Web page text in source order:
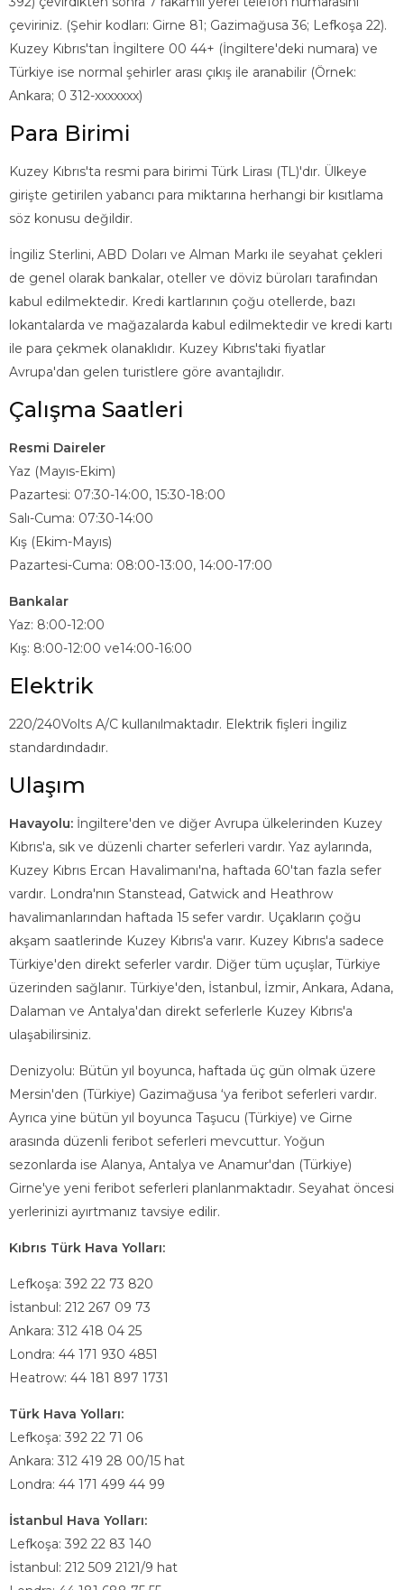
çeviriniz. (Şehir kodları: Girne 81; Gazimağusa 36; Lefkoşa 22).
Kuzey Kıbrıs'tan İngiltere 00 44+ (İngiltere'deki numara) ve
Türkiye ise normal şehirler arası çıkış ile aranabilir (Örnek:
Ankara; 0 312-xxxxxxx)
Para Birimi
Kuzey Kıbrıs'ta resmi para birimi Türk Lirası (TL)'dır. Ülkeye
girişte getirilen yabancı para miktarına herhangi bir kısıtlama
söz konusu değildir.
İngiliz Sterlini, ABD Doları ve Alman Markı ile seyahat çekleri
de genel olarak bankalar, oteller ve döviz büroları tarafından
kabul edilmektedir. Kredi kartlarının çoğu otellerde, bazı
lokantalarda ve mağazalarda kabul edilmektedir ve kredi kartı
ile para çekmek olanaklıdır. Kuzey Kıbrıs'taki fiyatlar
Avrupa'dan gelen turistlere göre avantajlıdır.
Çalışma Saatleri
Resmi Daireler
Yaz (Mayıs-Ekim)
Pazartesi: 07:30-14:00, 15:30-18:00
Salı-Cuma: 07:30-14:00
Kış (Ekim-Mayıs)
Pazartesi-Cuma: 08:00-13:00, 14:00-17:00
Bankalar
Yaz: 8:00-12:00
Kış: 8:00-12:00 ve14:00-16:00
Elektrik
220/240Volts A/C kullanılmaktadır. Elektrik fişleri İngiliz
standardındadır.
Ulaşım
Havayolu: İngiltere'den ve diğer Avrupa ülkelerinden Kuzey
Kıbrıs'a, sık ve düzenli charter seferleri vardır. Yaz aylarında,
Kuzey Kıbrıs Ercan Havalimanı'na, haftada 60'tan fazla sefer
vardır. Londra'nın Stanstead, Gatwick and Heathrow
havalimanlarından haftada 15 sefer vardır. Uçakların çoğu
akşam saatlerinde Kuzey Kıbrıs'a varır. Kuzey Kıbrıs'a sadece
Türkiye'den direkt seferler vardır. Diğer tüm uçuşlar, Türkiye
üzerinden sağlanır. Türkiye'den, İstanbul, İzmir, Ankara, Adana,
Dalaman ve Antalya'dan direkt seferlerle Kuzey Kıbrıs'a
ulaşabilirsiniz.
Denizyolu: Bütün yıl boyunca, haftada üç gün olmak üzere
Mersin'den (Türkiye) Gazimağusa ‘ya feribot seferleri vardır.
Ayrıca yine bütün yıl boyunca Taşucu (Türkiye) ve Girne
arasında düzenli feribot seferleri mevcuttur. Yoğun
sezonlarda ise Alanya, Antalya ve Anamur'dan (Türkiye)
Girne'ye yeni feribot seferleri planlanmaktadır. Seyahat öncesi
yerlerinizi ayırtmanız tavsiye edilir.
Kıbrıs Türk Hava Yolları:
Lefkoşa: 392 22 73 820
İstanbul: 212 267 09 73
Ankara: 312 418 04 25
Londra: 44 171 930 4851
Heatrow: 44 181 897 1731
Türk Hava Yolları:
Lefkoşa: 392 22 71 06
Ankara: 312 419 28 00/15 hat
Londra: 44 171 499 44 99
İstanbul Hava Yolları:
Lefkoşa: 392 22 83 140
İstanbul: 212 509 2121/9 hat